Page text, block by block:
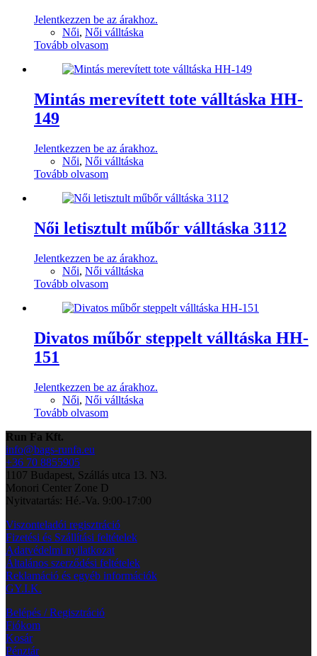
Jelentkezzen be az árakhoz.
Női, Női válltáska
Tovább olvasom
Mintás merevített tote válltáska HH-
149
Jelentkezzen be az árakhoz.
Női, Női válltáska
Tovább olvasom
Női letisztult műbőr válltáska 3112
Jelentkezzen be az árakhoz.
Női, Női válltáska
Tovább olvasom
Divatos műbőr steppelt válltáska HH-
151
Jelentkezzen be az árakhoz.
Női, Női válltáska
Tovább olvasom
Run Fa Kft.
info@bags-runfa.eu
+36 70 8855905
1107 Budapest, Szállás utca 13. N3.
Monori Center Zone D
Nyitvatartás: Hé.-Va. 9:00-17:00
Viszonteladói regisztráció
Fizetési és Szállítási feltételek
Adatvédelmi nyilatkozat
Általános szerződési feltételek
Reklamáció és egyéb információk
GY.I.K.
Belépés / Regisztráció
Fiókom
Kosár
Pénztár